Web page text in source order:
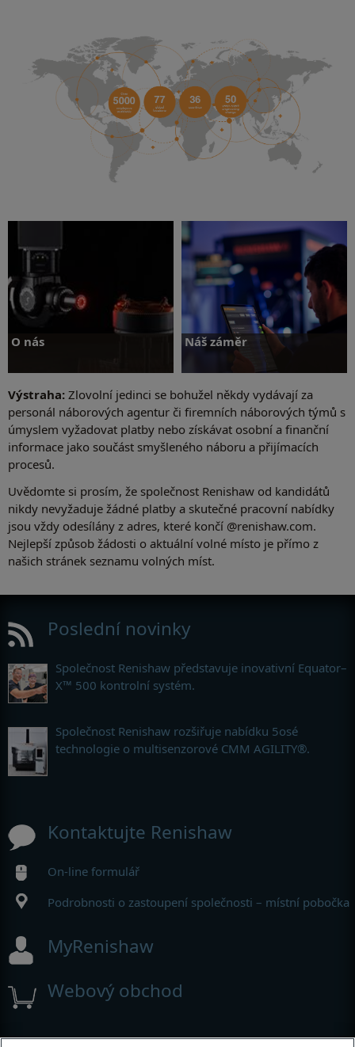
O nás
O nás
Náš záměr
Náš záměr
Výstraha: Zlovolní jedinci se bohužel někdy vydávají za
personál náborových agentur či firemních náborových týmů s
úmyslem vyžadovat platby nebo získávat osobní a finanční
informace jako součást smyšleného náboru a přijímacích
procesů.
Uvědomte si prosím, že společnost Renishaw od kandidátů
nikdy nevyžaduje žádné platby a skutečné pracovní nabídky
jsou vždy odesílány z adres, které končí @renishaw.com.
Nejlepší způsob žádosti o aktuální volné místo je přímo z
našich stránek seznamu volných míst.
Poslední novinky
Společnost Renishaw představuje inovativní Equator–
X™ 500 kontrolní systém.
Společnost Renishaw rozšiřuje nabídku 5osé
technologie o multisenzorové CMM AGILITY®.
Kontaktujte Renishaw
On-line formulář
Podrobnosti o zastoupení společnosti – místní pobočka
MyRenishaw
Webový obchod